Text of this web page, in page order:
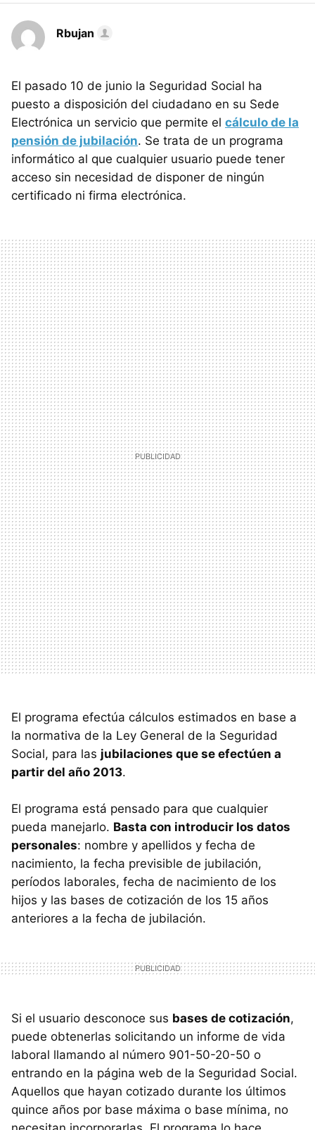
Rbujan
El pasado 10 de junio la Seguridad Social ha
puesto a disposición del ciudadano en su Sede
Electrónica un servicio que permite el cálculo de la
pensión de jubilación. Se trata de un programa
informático al que cualquier usuario puede tener
acceso sin necesidad de disponer de ningún
certificado ni firma electrónica.
El programa efectúa cálculos estimados en base a
la normativa de la Ley General de la Seguridad
Social, para las jubilaciones que se efectúen a
partir del año 2013.
El programa está pensado para que cualquier
pueda manejarlo. Basta con introducir los datos
personales: nombre y apellidos y fecha de
nacimiento, la fecha previsible de jubilación,
períodos laborales, fecha de nacimiento de los
hijos y las bases de cotización de los 15 años
anteriores a la fecha de jubilación.
Si el usuario desconoce sus bases de cotización,
puede obtenerlas solicitando un informe de vida
laboral llamando al número 901-50-20-50 o
entrando en la página web de la Seguridad Social.
Aquellos que hayan cotizado durante los últimos
quince años por base máxima o base mínima, no